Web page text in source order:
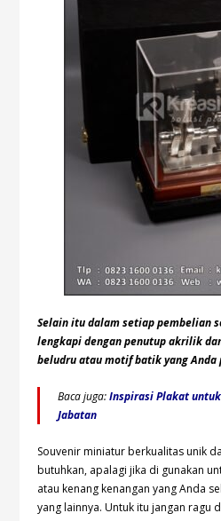
Selain itu dalam setiap pembelian
lengkapi dengan penutup akrilik
beludru atau motif batik yang
Baca juga:Inspirasi Plakat
Jabatan
Souvenir miniatur berkualitas unik
butuhkan, apalagi jika di gunakan
atau kenang kenangan yang Anda
yang lainnya. Untuk itu jangan ragu